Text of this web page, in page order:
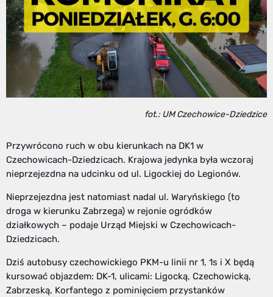
fot.: UM Czechowice-Dziedzice
Przywrócono ruch w obu kierunkach na DK1 w
Czechowicach-Dziedzicach. Krajowa jedynka była wczoraj
nieprzejezdna na udcinku od ul. Ligockiej do Legionów.
Nieprzejezdna jest natomiast nadal ul. Waryńskiego (to
droga w kierunku Zabrzega) w rejonie ogródków
działkowych – podaje Urząd Miejski w Czechowicach-
Dziedzicach.
Dziś autobusy czechowickiego PKM-u linii nr 1, 1s i X będą
kursować objazdem: DK-1, ulicami: Ligocką, Czechowicką,
Zabrzeską, Korfantego z pominięciem przystanków